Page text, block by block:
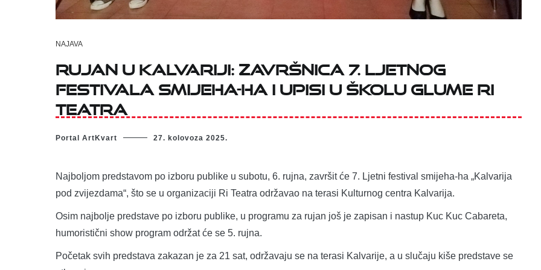
NAJAVA
RUJAN U KALVARIJI: ZAVRŠNICA 7. LJETNOG
FESTIVALA SMIJEHA-HA I UPISI U ŠKOLU GLUME RI
TEATRA
Portal ArtKvart 27. kolovoza 2025.
Najboljom predstavom po izboru publike u subotu, 6. rujna, završit će 7. Ljetni festival smijeha-ha „Kalvarija
pod zvijezdama“, što se u organizaciji Ri Teatra održavao na terasi Kulturnog centra Kalvarija.
Osim najbolje predstave po izboru publike, u programu za rujan još je zapisan i nastup Kuc Kuc Cabareta,
humoristični show program održat će se 5. rujna.
Početak svih predstava zakazan je za 21 sat, održavaju se na terasi Kalvarije, a u slučaju kiše predstave se